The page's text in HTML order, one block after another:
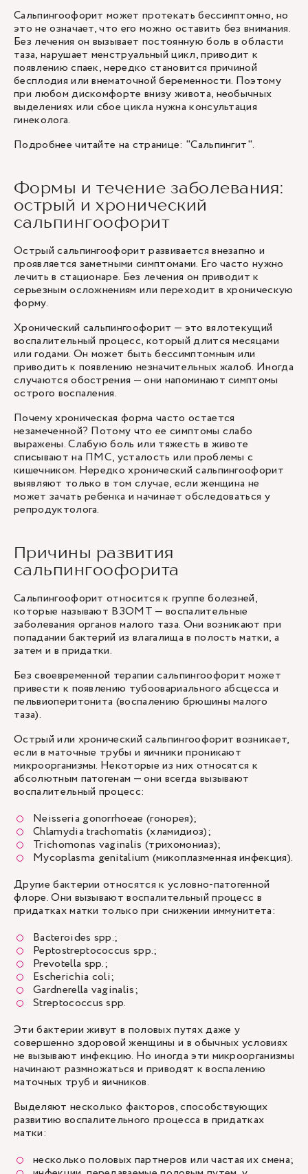
Сальпингоофорит может протекать бессимптомно, но
это не означает, что его можно оставить без внимания.
Без лечения он вызывает постоянную боль в области
таза, нарушает менструальный цикл, приводит к
появлению спаек, нередко становится причиной
бесплодия или внематочной беременности. Поэтому
при любом дискомфорте внизу живота, необычных
выделениях или сбое цикла нужна консультация
гинеколога.
Подробнее читайте на странице: "Сальпингит".
Формы и течение заболевания:
острый и хронический
сальпингоофорит
Острый сальпингоофорит развивается внезапно и
проявляется заметными симптомами. Его часто нужно
лечить в стационаре. Без лечения он приводит к
серьезным осложнениям или переходит в хроническую
форму.
Хронический сальпингоофорит — это вялотекущий
воспалительный процесс, который длится месяцами
или годами. Он может быть бессимптомным или
приводить к появлению незначительных жалоб. Иногда
случаются обострения — они напоминают симптомы
острого воспаления.
Почему хроническая форма часто остается
незамеченной? Потому что ее симптомы слабо
выражены. Слабую боль или тяжесть в животе
списывают на ПМС, усталость или проблемы с
кишечником. Нередко хронический сальпингоофорит
выявляют только в том случае, если женщина не
может зачать ребенка и начинает обследоваться у
репродуктолога.
Причины развития
сальпингоофорита
Сальпингоофорит относится к группе болезней,
которые называют ВЗОМТ — воспалительные
заболевания органов малого таза. Они возникают при
попадании бактерий из влагалища в полость матки, а
затем и в придатки.
Без своевременной терапии сальпингоофорит может
привести к появлению тубоовариального абсцесса и
пельвиоперитонита (воспалению брюшины малого
таза).
Острый или хронический сальпингоофорит возникает,
если в маточные трубы и яичники проникают
микроорганизмы. Некоторые из них относятся к
абсолютным патогенам — они всегда вызывают
воспалительный процесс:
Neisseria gonorrhoeae (гонорея);
Chlamydia trachomatis (хламидиоз);
Trichomonas vaginalis (трихомониаз);
Mycoplasma genitalium (микоплазменная инфекция).
Другие бактерии относятся к условно-патогенной
флоре. Они вызывают воспалительный процесс в
придатках матки только при снижении иммунитета:
Bacteroides spp.;
Peptostreptococcus spp.;
Prevotella spp.;
Escherichia coli;
Gardnerella vaginalis;
Streptococcus spp.
Эти бактерии живут в половых путях даже у
совершенно здоровой женщины и в обычных условиях
не вызывают инфекцию. Но иногда эти микроорганизмы
начинают размножаться и приводят к воспалению
маточных труб и яичников.
Выделяют несколько факторов, способствующих
развитию воспалительного процесса в придатках
матки:
несколько половых партнеров или частая их смена;